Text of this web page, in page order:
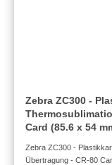
Zebra ZC300 -
Card (85.6 x 54
Zebra ZC300 -
Übertragung - CR-80